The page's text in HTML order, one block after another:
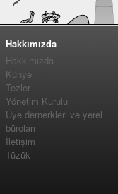
Hakkımızda
Hakkımızda
Künye
Tezler
Yönetim Kurulu
Üye dernerkleri ve yerel
büroları
İletişim
Tüzük